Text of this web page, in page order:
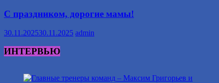
С праздником, дорогие мамы!
30.11.202530.11.2025 admin
ИНТЕРВЬЮ